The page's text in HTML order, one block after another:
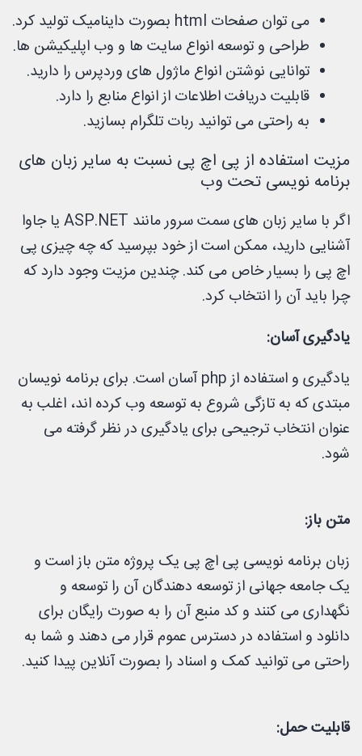
می توان صفحات html بصورت داینامیک تولید کرد.
طراحی و توسعه انواع سایت ها و وب اپلیکیشن ها.
توانایی نوشتن انواع ماژول های وردپرس را دارید.
قابلیت دریافت اطلاعات از انواع منابع را دارد.
به راحتی می توانید ربات تلگرام بسازید.
مزیت استفاده از پی اچ پی نسبت به سایر زبان های
برنامه نویسی تحت وب
اگر با سایر زبان های سمت سرور مانند ASP.NET یا جاوا
آشنایی دارید، ممکن است از خود بپرسید که چه چیزی پی
اچ پی را بسیار خاص می کند. چندین مزیت وجود دارد که
چرا باید آن را انتخاب کرد.
یادگیری آسان:
یادگیری و استفاده از php آسان است. برای برنامه نویسان
مبتدی که به تازگی شروع به توسعه وب کرده اند، اغلب به
عنوان انتخاب ترجیحی برای یادگیری در نظر گرفته می
شود.
متن باز:
زبان برنامه نویسی پی اچ پی یک پروژه متن باز است و
یک جامعه جهانی از توسعه دهندگان آن را توسعه و
نگهداری می کنند و کد منبع آن را به صورت رایگان برای
دانلود و استفاده در دسترس عموم قرار می دهند و شما به
راحتی می توانید کمک و اسناد را بصورت آنلاین پیدا کنید.
قابلیت حمل: